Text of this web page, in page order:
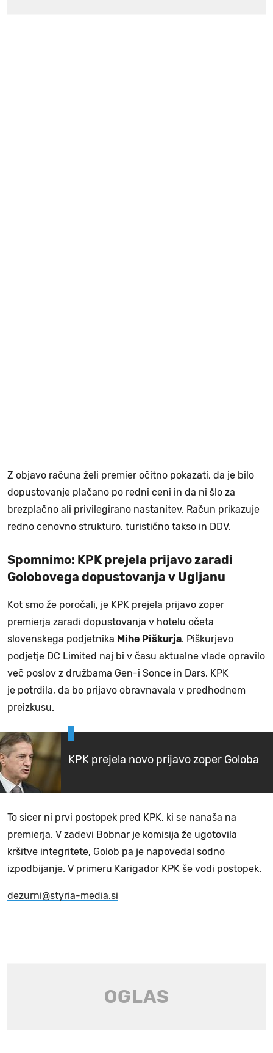
Z objavo računa želi premier očitno pokazati, da je bilo
dopustovanje plačano po redni ceni in da ni šlo za
brezplačno ali privilegirano nastanitev. Račun prikazuje
redno cenovno strukturo, turistično takso in DDV.
Spomnimo: KPK prejela prijavo zaradi
Golobovega dopustovanja v Ugljanu
Kot smo že poročali, je KPK prejela prijavo zoper
premierja zaradi dopustovanja v hotelu očeta
slovenskega podjetnika Mihe Piškurja. Piškurjevo
podjetje DC Limited naj bi v času aktualne vlade opravilo
več poslov z družbama Gen-i Sonce in Dars. KPK
je potrdila, da bo prijavo obravnavala v predhodnem
preizkusu.
KPK prejela novo prijavo zoper Goloba
To sicer ni prvi postopek pred KPK, ki se nanaša na
premierja. V zadevi Bobnar je komisija že ugotovila
kršitve integritete, Golob pa je napovedal sodno
izpodbijanje. V primeru Karigador KPK še vodi postopek.
dezurni@styria-media.si